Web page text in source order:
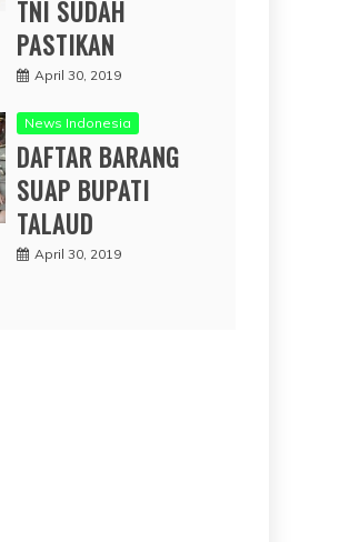
TNI SUDAH
PASTIKAN
April 30, 2019
News Indonesia
DAFTAR BARANG
SUAP BUPATI
TALAUD
April 30, 2019